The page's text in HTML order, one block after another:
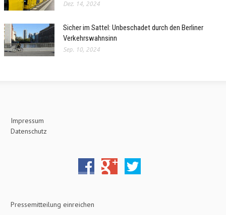
Dez. 14, 2024
Sicher im Sattel: Unbeschadet durch den Berliner
Verkehrswahnsinn
Sep. 10, 2024
Impressum
Datenschutz
Pressemitteilung einreichen